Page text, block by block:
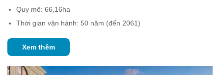
Quy mô: 66,16ha
Thời gian vận hành: 50 năm (đến 2061)
Xem thêm